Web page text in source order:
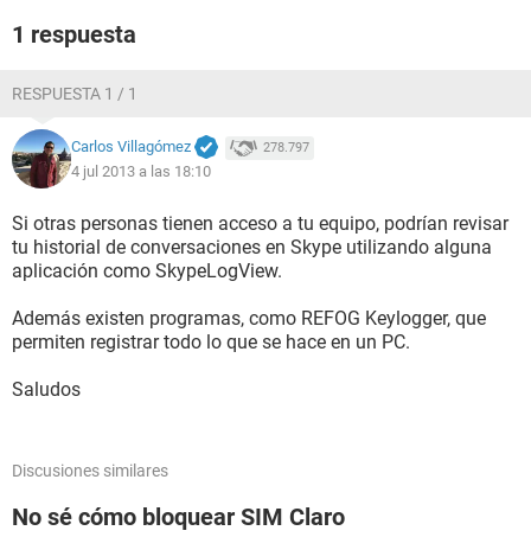
1 respuesta
RESPUESTA 1 / 1
Carlos Villagómez 278.797
4 jul 2013 a las 18:10
Si otras personas tienen acceso a tu equipo, podrían revisar
tu historial de conversaciones en Skype utilizando alguna
aplicación como SkypeLogView.
Además existen programas, como REFOG Keylogger, que
permiten registrar todo lo que se hace en un PC.
Saludos
Discusiones similares
No sé cómo bloquear SIM Claro